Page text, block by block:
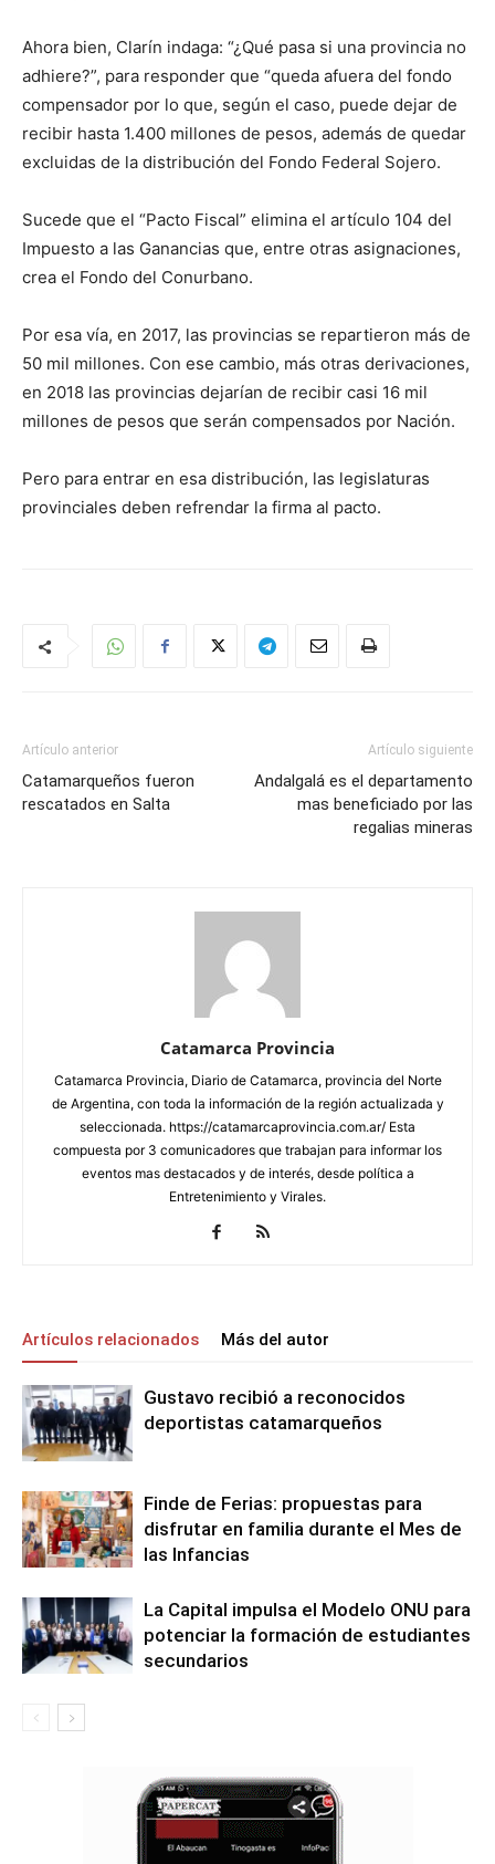
Ahora bien, Clarín indaga: “¿Qué pasa si una provincia no
adhiere?”, para responder que “queda afuera del fondo
compensador por lo que, según el caso, puede dejar de
recibir hasta 1.400 millones de pesos, además de quedar
excluidas de la distribución del Fondo Federal Sojero.
Sucede que el “Pacto Fiscal” elimina el artículo 104 del
Impuesto a las Ganancias que, entre otras asignaciones,
crea el Fondo del Conurbano.
Por esa vía, en 2017, las provincias se repartieron más de
50 mil millones. Con ese cambio, más otras derivaciones,
en 2018 las provincias dejarían de recibir casi 16 mil
millones de pesos que serán compensados por Nación.
Pero para entrar en esa distribución, las legislaturas
provinciales deben refrendar la firma al pacto.
Artículo anterior
Catamarqueños fueron
rescatados en Salta
Artículo siguiente
Andalgalá es el departamento
mas beneficiado por las
regalias mineras
Catamarca Provincia
Catamarca Provincia, Diario de Catamarca, provincia del Norte
de Argentina, con toda la información de la región actualizada y
seleccionada. https://catamarcaprovincia.com.ar/ Esta
compuesta por 3 comunicadores que trabajan para informar los
eventos mas destacados y de interés, desde política a
Entretenimiento y Virales.
Artículos relacionados Más del autor
Gustavo recibió a reconocidos
deportistas catamarqueños
Finde de Ferias: propuestas para
disfrutar en familia durante el Mes de
las Infancias
La Capital impulsa el Modelo ONU para
potenciar la formación de estudiantes
secundarios